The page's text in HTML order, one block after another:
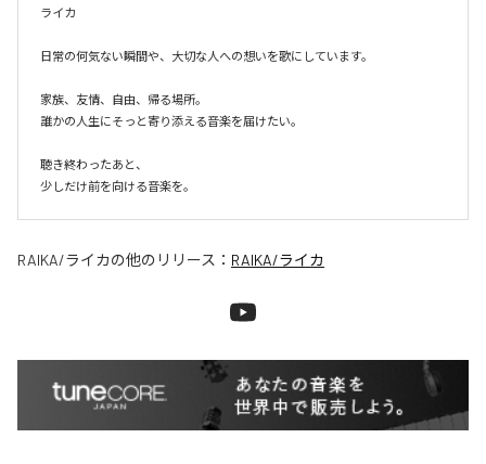
ライカ
日常の何気ない瞬間や、大切な人への想いを歌にしています。
家族、友情、自由、帰る場所。
誰かの人生にそっと寄り添える音楽を届けたい。
聴き終わったあと、
少しだけ前を向ける音楽を。
RAIKA/ライカの他のリリース： RAIKA/ライカ